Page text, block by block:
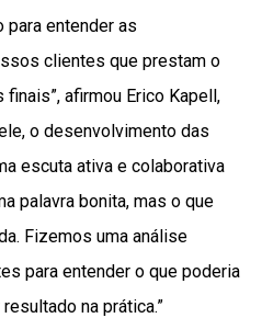
para entender as
clientes que prestam o
afirmou Erico Kapell,
o desenvolvimento das
escuta ativa e colaborativa
palavra bonita, mas o que
Fizemos uma análise
para entender o que poderia
na prática.”